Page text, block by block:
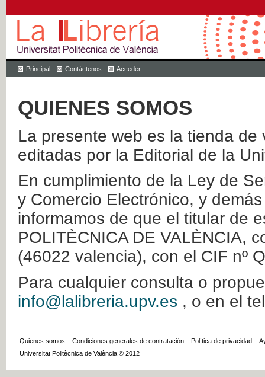
Principal Contáctenos Acceder
QUIENES SOMOS
La presente web es la tienda
editadas por la Editorial de la
En cumplimiento de la Ley de
y Comercio Electrónico, y
informamos de que el titular de
POLITÈCNICA DE VALÈNCIA,
(46022 valencia), con el CIF nº
Para cualquier consulta o
info@lalibreria.upv.es , o en el
Quienes somos :: Condiciones generales de contratación :: Política de privacidad ::
Universitat Politècnica de València © 2012